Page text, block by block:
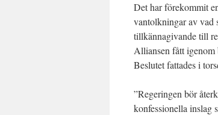
Det har förekommit
vantolkningar av vad
tillkännagivande till
Alliansen fått
Beslutet fattades i
”Regeringen bör
konfessionella inslag